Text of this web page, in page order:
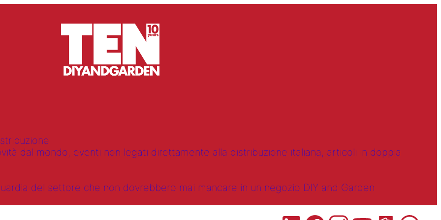
dal mondo, eventi non legati direttamente alla distribuzione italiana, articoli in doppia
del settore che non dovrebbero mai mancare in un negozio DIY and Garden